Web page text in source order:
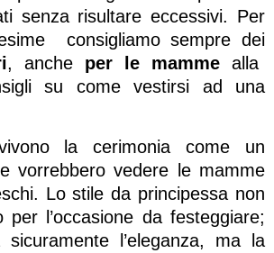
senza risultare eccessivi. Per
consigliamo sempre dei
, anche per le mamme alla
su come vestirsi ad una
la cerimonia come un
vorrebbero vedere le mamme
Lo stile da principessa non
l’occasione da festeggiare;
sicuramente l’eleganza, ma la